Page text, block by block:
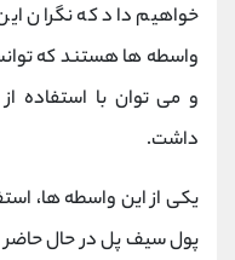
خواهیم داد که نگران
و می توان با استفاده
داشت.
یکی از این واسطه ها،